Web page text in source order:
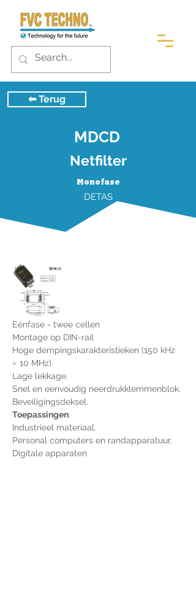
⬅︎ Terug
MDCD
Netfilter
Monofase
DETAS
Eénfase - twee cellen
Montage op DIN-rail
Hoge dempingskarakteristieken (150 kHz
÷ 10 MHz).
Lage lekkage.
Snel en eenvoudig neerdrukklemmenblok.
Beveiligingsdeksel.
Toepassingen:
Industrieel materiaal.
Personal computers en randapparatuur.
Digitale apparaten